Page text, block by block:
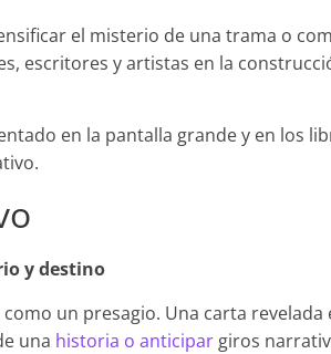
el misterio de una trama o
escritores y artistas en la
en la pantalla grande y en los
y destino
un presagio. Una carta revelada
una historia o anticipar giros